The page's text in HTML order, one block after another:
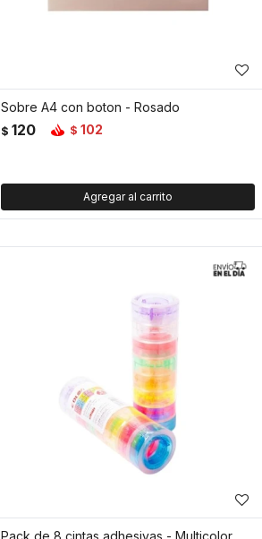
Sobre A4 con boton - Rosado
$ 120 $ 102